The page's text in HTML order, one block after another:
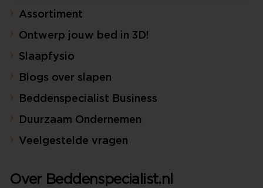
Assortiment
Ontwerp jouw bed in 3D!
Slaapfysio
Blogs over slapen
Beddenspecialist Business
Duurzaam Ondernemen
Veelgestelde vragen
Over Beddenspecialist.nl